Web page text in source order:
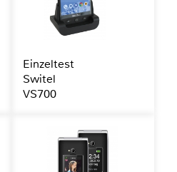
Einzeltest
Switel
VS700